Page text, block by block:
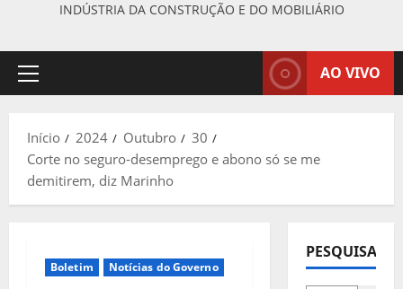
INDÚSTRIA DA CONSTRUÇÃO E DO MOBILIÁRIO
Menu
AO VIVO
Início 2024 Outubro
30
Corte no seguro-desemprego e abono só se me
demitirem, diz Marinho
Boletim Notícias do Governo
PESQUISAR